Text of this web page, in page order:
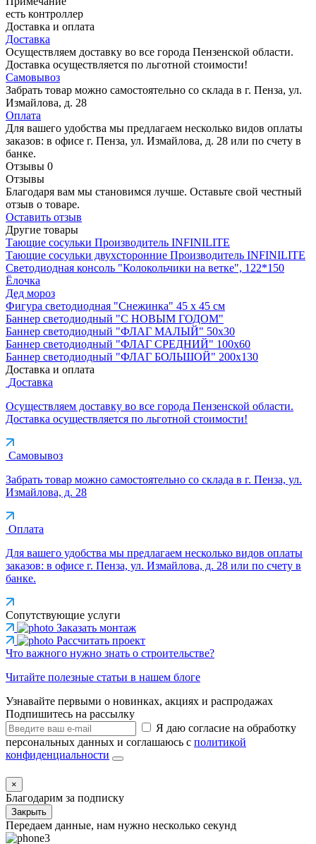
есть контроллер
Доставка и оплата
Доставка
Осуществляем доставку во все города Пензенской области.
Доставка осуществляется по льготной стоимости!
Самовывоз
Забрать товар можно самостоятельно со склада в г. Пенза, ул.
Измайлова, д. 28
Оплата
Для вашего удобства мы предлагаем несколько видов оплаты
заказов: в офисе г. Пенза, ул. Измайлова, д. 28 или по счету в
банке.
Отзывы 0
Отзывы
Благодаря вам мы становимся лучше. Оставьте свой честный
отзыв о товаре.
Оставить отзыв
Другие товары
Тающие сосульки Производитель INFINILITE
Тающие сосульки двухсторонние Производитель INFINILITE
Светодиодная консоль "Колокольчики на ветке", 122*150
Ёлочка
Дед мороз
Фигура светодиодная "Снежинка" 45 х 45 см
Баннер светодиодный "С НОВЫМ ГОДОМ"
Баннер светодиодный "ФЛАГ МАЛЫЙ" 50х30
Баннер светодиодный "ФЛАГ СРЕДНИЙ" 100х60
Баннер светодиодный "ФЛАГ БОЛЬШОЙ" 200х130
Доставка и оплата
Доставка
Осуществляем доставку во все города Пензенской области.
Доставка осуществляется по льготной стоимости!
Самовывоз
Забрать товар можно самостоятельно со склада в г. Пенза, ул.
Измайлова, д. 28
Оплата
Для вашего удобства мы предлагаем несколько видов оплаты
заказов: в офисе г. Пенза, ул. Измайлова, д. 28 или по счету в
банке.
Сопутствующие услуги
Заказать монтаж
Рассчитать проект
Что важного нужно знать о строительстве?
Читайте полезные статьи в нашем блоге
Узнавайте первыми о новинках, акциях и распродажах
Подпишитесь на рассылку
Я даю согласие на обработку
персональных данных и соглашаюсь с политикой
конфиденциальности
×
Благодарим за подписку
Закрыть
Передаем данные, нам нужно несколько секунд